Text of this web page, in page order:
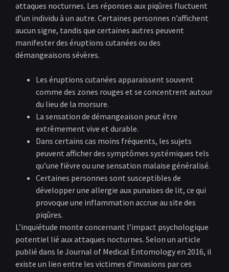
attaques nocturnes. Les réponses aux piqûres fluctuent
d’un individu à un autre. Certaines personnes n’affichent
aucun signe, tandis que certaines autres peuvent
manifester des éruptions cutanées ou des
démangeaisons sévères.
Les éruptions cutanées apparaissent souvent
comme des zones rouges et se concentrent autour
du lieu de la morsure.
La sensation de démangeaison peut être
extrêmement vive et durable.
Dans certains cas moins fréquents, les sujets
peuvent afficher des symptômes systémiques tels
qu’une fièvre ou une sensation malaise généralisé.
Certaines personnes sont susceptibles de
développer une allergie aux punaises de lit, ce qui
provoque une inflammation accrue au site des
piqûres.
L’inquiétude monte concernant l’impact psychologique
potentiel lié aux attaques nocturnes. Selon un article
publié dans le Journal of Medical Entomology en 2016, il
existe un lien entre les victimes d’invasions par ces